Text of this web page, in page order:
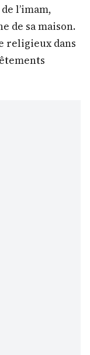
l’imam,
de sa maison.
religieux dans